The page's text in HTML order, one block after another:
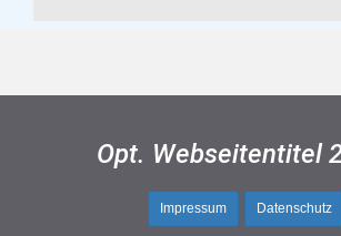
Opt. Webseitentitel
Impressum Datenschutz